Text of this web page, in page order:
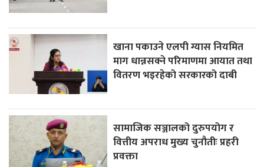
खाना पकाउने एलपी ग्यास नियमित
माग धान्नसक्ने परिमाणमा आयात तथा
वितरण भइरहेको सरकारको दाबी
सामाजिक सञ्जालको दुरुपयोग र
वित्तीय अपराध मुख्य चुनौतीः प्रहरी
प्रवक्ता